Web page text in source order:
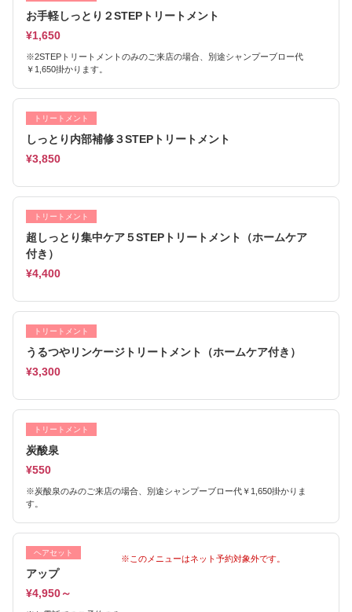
お手軽しっとり２STEPトリートメント
¥1,650
※2STEPトリートメントのみのご来店の場合、別途シャンプーブロー代
￥1,650掛かります。
トリートメント
しっとり内部補修３STEPトリートメント
¥3,850
トリートメント
超しっとり集中ケア５STEPトリートメント（ホームケア
付き）
¥4,400
トリートメント
うるつやリンケージトリートメント（ホームケア付き）
¥3,300
トリートメント
炭酸泉
¥550
※炭酸泉のみのご来店の場合、別途シャンプーブロー代￥1,650掛かりま
す。
ヘアセット
アップ
¥4,950～
※このメニューはネット予約対象外です。